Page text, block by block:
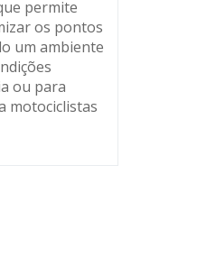
permite
os pontos
um ambiente
ou para
motociclistas